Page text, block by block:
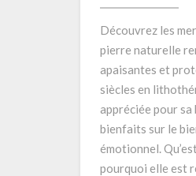
Découvrez les
pierre naturelle
apaisantes et
siècles en
appréciée pour sa
bienfaits sur le
émotionnel.
pourquoi elle est